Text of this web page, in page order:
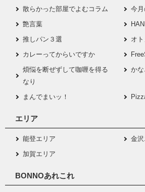
散らかった部屋でよむコラム
今
艶言葉
推しパン３選
オ
カレーってからいですか
煩悩を断ぜずして咖喱を得る
なり
か
まんでまいッ！
エリア
能登エリア
金
加賀エリア
BONNOあれこれ